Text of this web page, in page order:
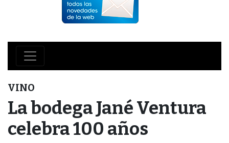
VINO
La bodega Jané Ventura
celebra 100 años